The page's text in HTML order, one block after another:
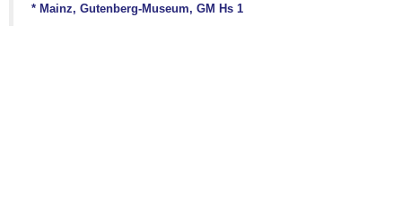
* Mainz, Gutenberg-Museum, GM Hs 1